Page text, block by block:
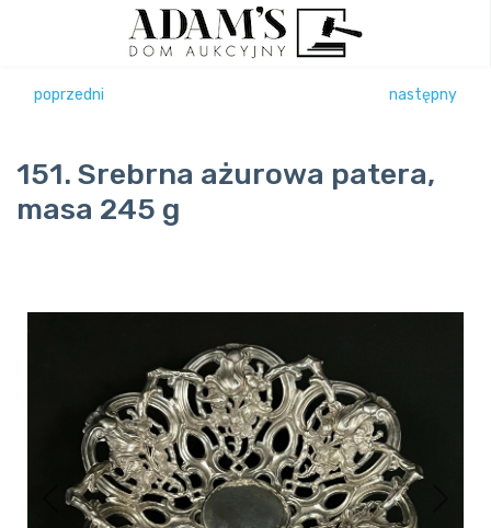
poprzedni następny
151. Srebrna ażurowa patera,
masa 245 g
Previous